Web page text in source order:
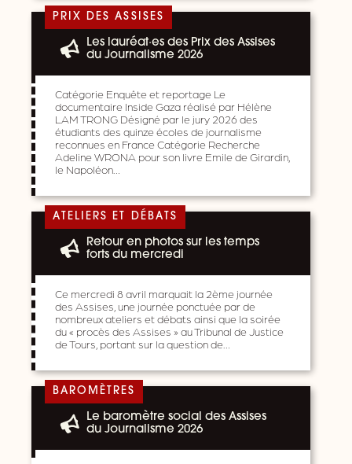
PRIX DES ASSISES
Les lauréat·es des Prix des Assises
du Journalisme 2026
Catégorie Enquête et reportage Le
documentaire Inside Gaza réalisé par Hélène
LAM TRONG Désigné par le jury 2026 des
étudiants des quinze écoles de journalisme
reconnues en France Catégorie Recherche
Adeline WRONA pour son livre Emile de Girardin,
le Napoléon…
ATELIERS ET DÉBATS
Retour en photos sur les temps
forts du mercredi
Ce mercredi 8 avril marquait la 2ème journée
des Assises, une journée ponctuée par de
nombreux ateliers et débats ainsi que la soirée
du « procès des Assises » au Tribunal de Justice
de Tours, portant sur la question de…
BAROMÈTRES
Le baromètre social des Assises
du Journalisme 2026